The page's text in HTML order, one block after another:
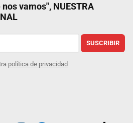
vamos", NUESTRA
SUSCRIBIR
política de privacidad